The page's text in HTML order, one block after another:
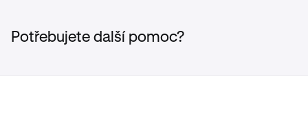
Potřebujete další pomoc?